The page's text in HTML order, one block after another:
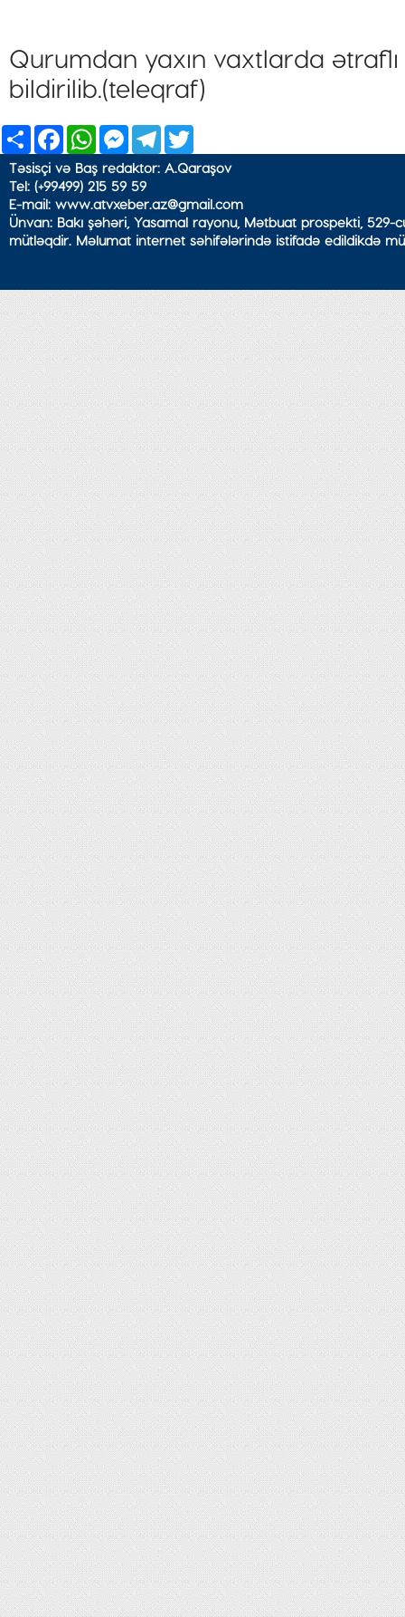
Qurumdan yaxın vaxtlarda
bildirilib.(teleqraf)
ShareFacebookWhatsApp
Messenger
Telegram
Təsisçi və Baş redaktor: A.Qaraşov
Tel: (+99499) 215 59 59
E-mail: www.atvxeber.az@gmail.com
Ünvan: Bakı şəhəri, Yasamal rayonu, Mətbuat prospekti,
mütləqdir. Məlumat internet səhifələrində istifadə edildikdə